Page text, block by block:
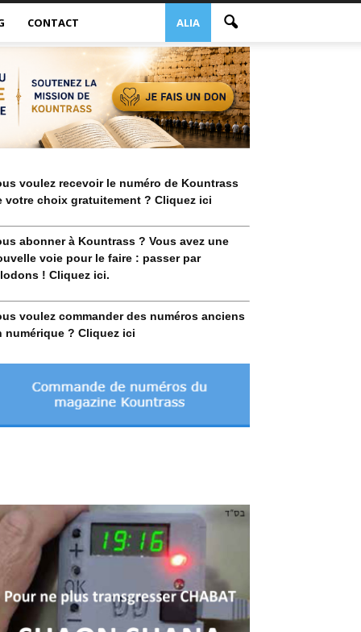
ALIA
CONTACT
voulez recevoir le numéro de Kountrass
votre choix gratuitement ? Cliquez ici
abonner à Kountrass ? Vous avez une
voie pour le faire : passer par
! Cliquez ici.
voulez commander des numéros anciens
numérique ? Cliquez ici